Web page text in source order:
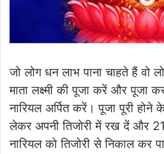
जो लोग धन लाभ पाना चाहते हैं वो
माता लक्ष्मी की पूजा करें और पूजा
नारियल अर्पित करें। पूजा पूरी होने
लेकर अपनी तिजोरी में रख दें और 21
नारियल को तिजोरी से निकाल कर